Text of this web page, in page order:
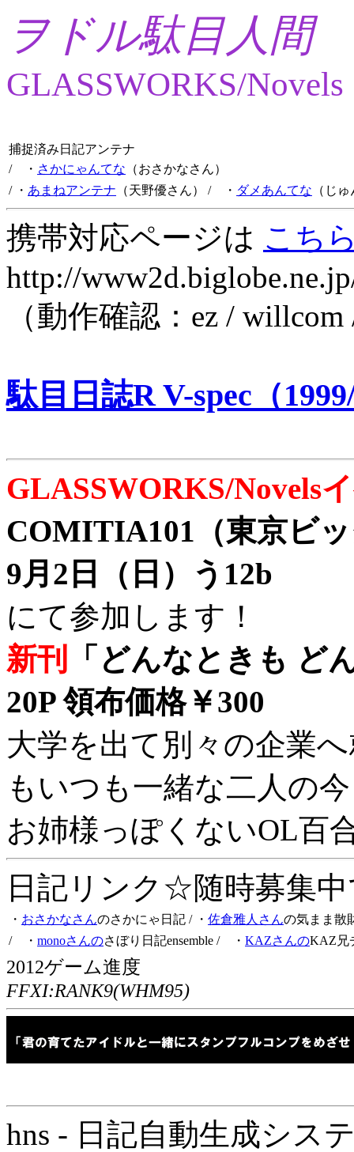
ヲドル駄目人間
GLASSWORKS/Novels
捕捉済み日記アンテナ
/ ・ さかにゃんてな （おさかなさん）
/ ・ あまねアンテナ （天野優さん） / ・ ダメあんてな （じ
携帯対応ページは こち
http://
（動作確認：ez /
駄目日誌R V-spec（
GLASSWORKS/Novels
COMITIA101（東京ビ
9月2日（日）う12b
にて参加します！
新刊
「どんなときも ど
20P 領布価格￥300
大学を出て別々の企業
もいつも一緒な二人の
お姉様っぽくないOL百
日記リンク☆随時募集
・ おさかなさんのさかにゃ日記 / ・ 佐倉雅人さんの気まま散
/ ・ monoさんのさぼり日記ensemble / ・ KAZさんのKAZ兄
2012ゲーム進度
FFXI:RANK9(WHM95)
hns - 日記自動生成シス